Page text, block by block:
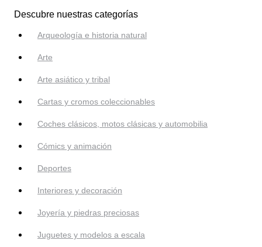
Descubre nuestras categorías
Arqueología e historia natural
Arte
Arte asiático y tribal
Cartas y cromos coleccionables
Coches clásicos, motos clásicas y automobilia
Cómics y animación
Deportes
Interiores y decoración
Joyería y piedras preciosas
Juguetes y modelos a escala